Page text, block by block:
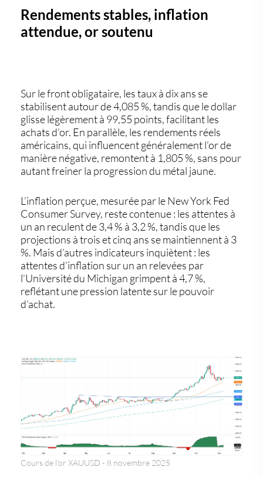
Rendements stables, inflation
attendue, or soutenu
Sur le front obligataire, les taux à dix ans se
stabilisent autour de 4,085 %, tandis que le dollar
glisse légèrement à 99,55 points, facilitant les
achats d’or. En parallèle, les rendements réels
américains, qui influencent généralement l’or de
manière négative, remontent à 1,805 %, sans pour
autant freiner la progression du métal jaune.
L’inflation perçue, mesurée par le New York Fed
Consumer Survey, reste contenue : les attentes à
un an reculent de 3,4 % à 3,2 %, tandis que les
projections à trois et cinq ans se maintiennent à 3
%. Mais d’autres indicateurs inquiètent : les
attentes d’inflation sur un an relevées par
l’Université du Michigan grimpent à 4,7 %,
reflétant une pression latente sur le pouvoir
d’achat.
Cours de l'or XAUUSD - 8 novembre 2025